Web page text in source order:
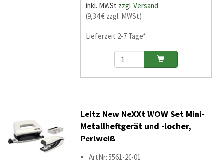
inkl. MWSt zzgl. Versand
(9,34 € zzgl. MWSt)
Lieferzeit 2-7 Tage*
Leitz New NeXXt WOW Set Mini-
Metallheftgerät und -locher,
Perlweiß
ArtNr: 5561-20-01